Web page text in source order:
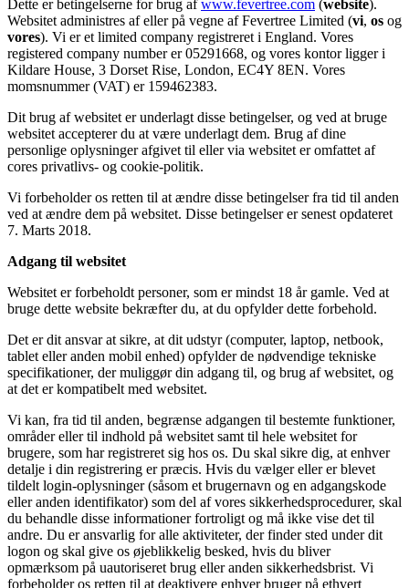
Dette er betingelserne for brug afwww.fevertree.com (website).
Websitet administres af eller på vegne af Fevertree Limited (vi, os og
vores). Vi er et limited company registreret i England. Vores
registered company number er 05291668, og vores kontor ligger i
Kildare House, 3 Dorset Rise, London, EC4Y 8EN. Vores
momsnummer (VAT) er 159462383.
Dit brug af websitet er underlagt disse betingelser, og ved at bruge
websitet accepterer du at være underlagt dem. Brug af dine
personlige oplysninger afgivet til eller via websitet er omfattet af
cores privatlivs- og cookie-politik.
Vi forbeholder os retten til at ændre disse betingelser fra tid til anden
ved at ændre dem på websitet. Disse betingelser er senest opdateret
7. Marts 2018.
Adgang til websitet
Websitet er forbeholdt personer, som er mindst 18 år gamle. Ved at
bruge dette website bekræfter du, at du opfylder dette forbehold.
Det er dit ansvar at sikre, at dit udstyr (computer, laptop, netbook,
tablet eller anden mobil enhed) opfylder de nødvendige tekniske
specifikationer, der muliggør din adgang til, og brug af websitet, og
at det er kompatibelt med websitet.
Vi kan, fra tid til anden, begrænse adgangen til bestemte funktioner,
områder eller til indhold på websitet samt til hele websitet for
brugere, som har registreret sig hos os. Du skal sikre dig, at enhver
detalje i din registrering er præcis. Hvis du vælger eller er blevet
tildelt login-oplysninger (såsom et brugernavn og en adgangskode
eller anden identifikator) som del af vores sikkerhedsprocedurer, skal
du behandle disse informationer fortroligt og må ikke vise det til
andre. Du er ansvarlig for alle aktiviteter, der finder sted under dit
logon og skal give os øjeblikkelig besked, hvis du bliver
opmærksom på uautoriseret brug eller anden sikkerhedsbrist. Vi
forbeholder os retten til at deaktivere enhver bruger på ethvert